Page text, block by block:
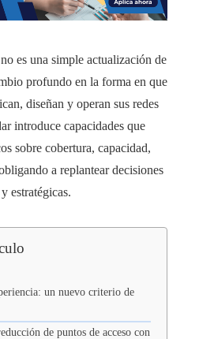
no es una simple actualización de
profundo en la forma en que
diseñan y operan sus redes
introduce capacidades que
sobre cobertura, capacidad,
a replantear decisiones
estratégicas.
un nuevo criterio de
de puntos de acceso con